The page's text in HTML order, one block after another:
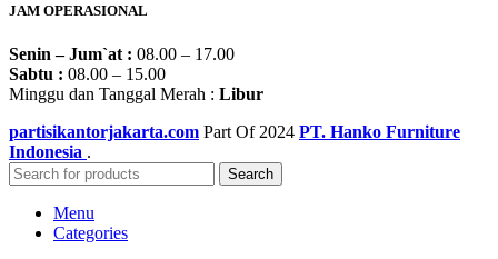
JAM OPERASIONAL
Senin – Jum`at : 08.00 – 17.00
Sabtu : 08.00 – 15.00
Minggu dan Tanggal Merah : Libur
partisikantorjakarta.com Part Of 2024 PT. Hanko Furniture
Indonesia .
Search
Menu
Categories